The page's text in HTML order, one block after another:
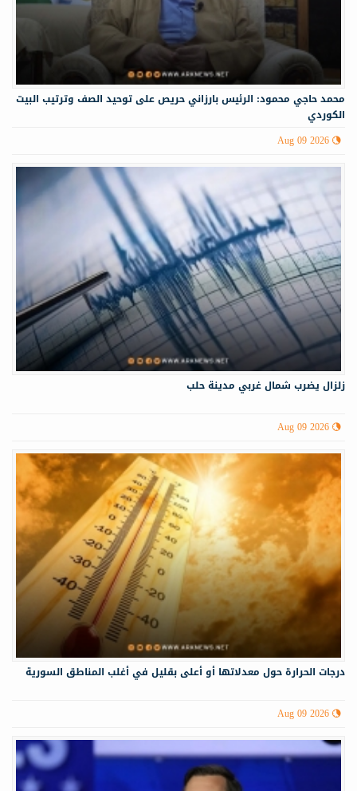
محمد حاجي محمود: الرئيس بارزاني حريص على توحيد الصف وترتيب البيت
الكوردي
Aug 09 2026
زلزال يضرب شمال غربي ‏مدينة حلب
Aug 09 2026
درجات الحرارة حول معدلاتها أو أعلى بقليل في أغلب المناطق السورية
Aug 09 2026